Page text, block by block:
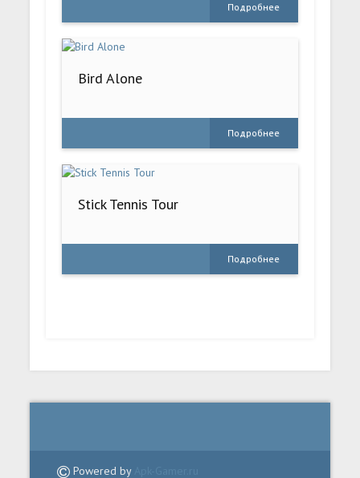
Подробнее
Bird Alone
Подробнее
Stick Tennis Tour
Подробнее
Powered by